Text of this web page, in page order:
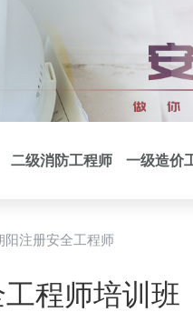
二级消防工程师 一级造价
阳注册安全工程师
程师培训班